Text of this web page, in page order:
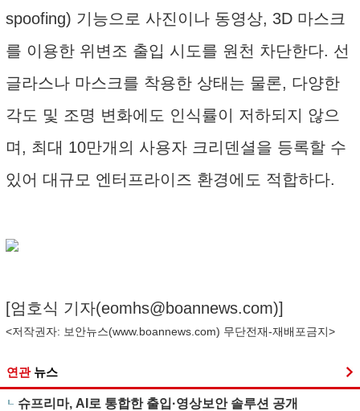
spoofing) 기능으로 사진이나 동영상, 3D 마스크
를 이용한 위변조 출입 시도를 원천 차단한다. 선
글라스나 마스크를 착용한 상태는 물론, 다양한
각도 및 조명 변화에도 인식률이 저하되지 않으
며, 최대 10만개의 사용자 크리덴셜을 등록할 수
있어 대규모 엔터프라이즈 환경에도 적합하다.
[엄호식 기자(eomhs@boannews.com)]
<저작권자: 보안뉴스(www.boannews.com) 무단전재-재배포금지>
연관 뉴스
슈프리마, AI로 통합한 출입·영상보안 솔루션 공개